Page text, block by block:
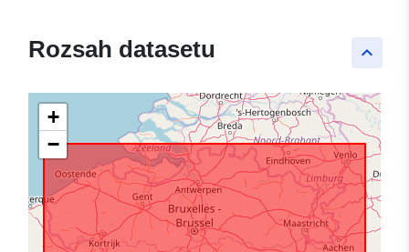
keyboard_arrow_up
Rozsah datasetu
+
−